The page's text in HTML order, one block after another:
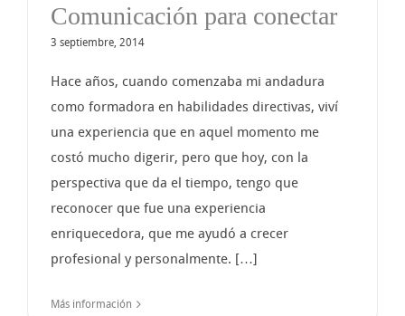
Comunicación para conectar
3 septiembre, 2014
Hace años, cuando comenzaba mi andadura
como formadora en habilidades directivas, viví
una experiencia que en aquel momento me
costó mucho digerir, pero que hoy, con la
perspectiva que da el tiempo, tengo que
reconocer que fue una experiencia
enriquecedora, que me ayudó a crecer
profesional y personalmente. […]
Más información